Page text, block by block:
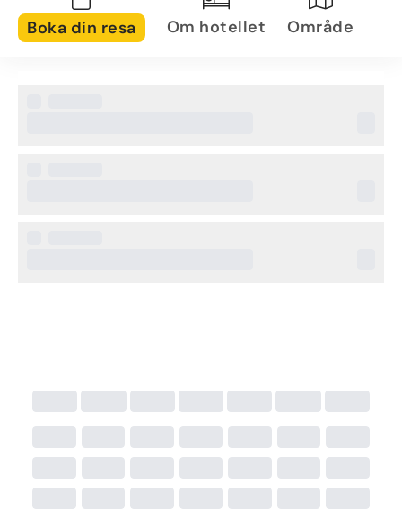
Boka din resa Om hotellet Område